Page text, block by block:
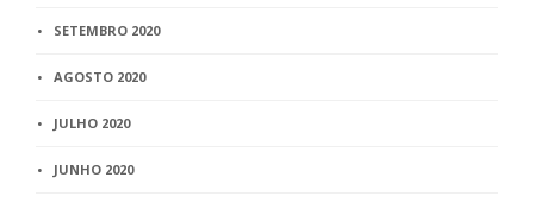
SETEMBRO 2020
AGOSTO 2020
JULHO 2020
JUNHO 2020